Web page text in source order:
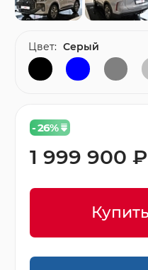
- 26%
1 999 900 ₽
Цвет: Серый